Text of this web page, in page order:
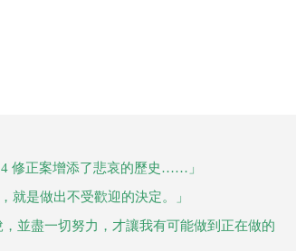
修正案增添了悲哀的歷史……」
就是做出不受歡迎的決定。」
並盡一切努力，才讓我有可能做到正在做的